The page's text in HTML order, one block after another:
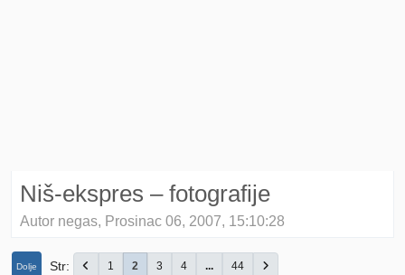
Niš-ekspres – fotografije
Autor negas, Prosinac 06, 2007, 15:10:28
Dolje Str 1 2 3 4 ... 44